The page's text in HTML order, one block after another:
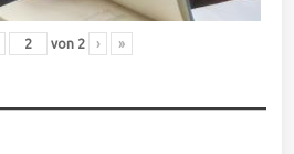
von 2 › »